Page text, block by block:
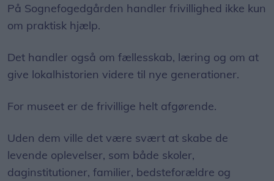
På Sognefogedgården handler frivillighed ikke kun
om praktisk hjælp.
Det handler også om fællesskab, læring og om at
give lokalhistorien videre til nye generationer.
For museet er de frivillige helt afgørende.
Uden dem ville det være svært at skabe de
levende oplevelser, som både skoler,
daginstitutioner, familier, bedsteforældre og